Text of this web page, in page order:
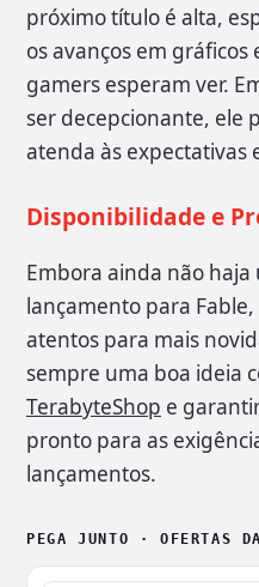
próximo título é alta,
os avanços em
gamers esperam ver.
ser decepcionante, ele
atenda às expectativas
Disponibilidade e
Embora ainda não
lançamento para
atentos para mais
sempre uma boa ideia
TerabyteShop e
pronto para as
lançamentos.
PEGA JUNTO · OFERTAS